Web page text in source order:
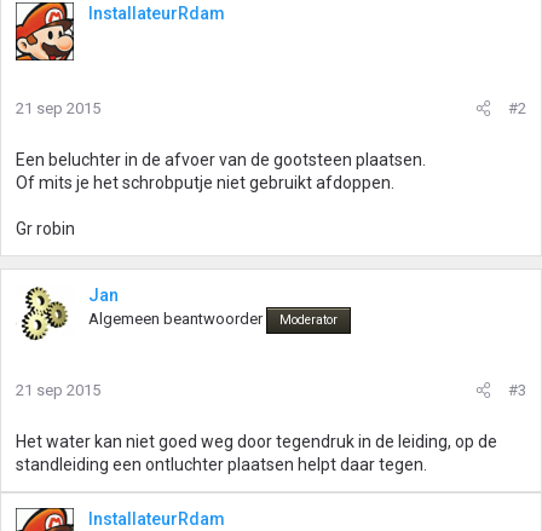
InstallateurRdam
21 sep 2015 #2
Een beluchter in de afvoer van de gootsteen plaatsen.
Of mits je het schrobputje niet gebruikt afdoppen.
Gr robin
Jan
Algemeen beantwoorder Moderator
21 sep 2015 #3
Het water kan niet goed weg door tegendruk in de leiding, op de
standleiding een ontluchter plaatsen helpt daar tegen.
InstallateurRdam